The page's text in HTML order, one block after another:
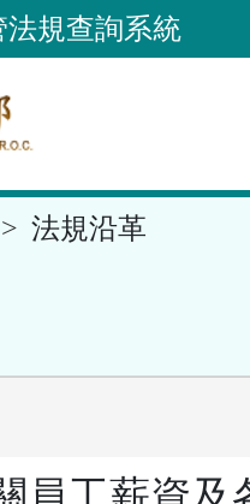
法規查詢系統
法規沿革